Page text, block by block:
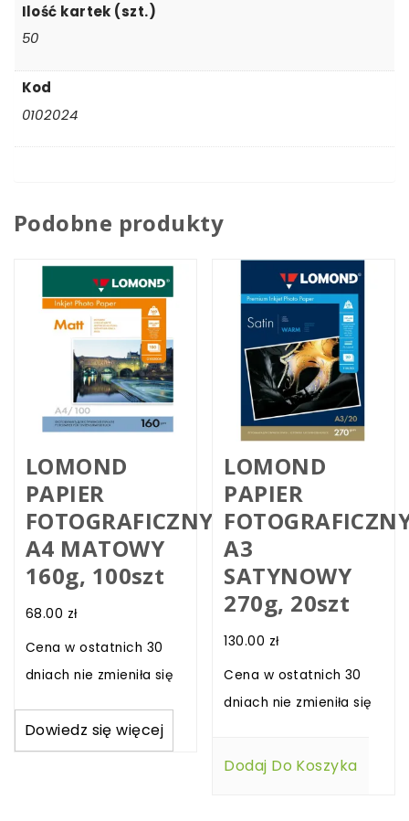
Ilość kartek (szt.)
50
Kod
0102024
Podobne produkty
LOMOND
PAPIER
FOTOGRAFICZNY
A4 MATOWY
160g, 100szt
68.00 zł
Cena w ostatnich 30
dniach nie zmieniła się
Dowiedz się więcej
LOMOND
PAPIER
A3
SATYNOWY
270g, 20szt
130.00 zł
Cena w ostatnich 30
dniach nie zmieniła się
Dodaj Do Koszyka